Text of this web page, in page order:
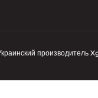
производитель